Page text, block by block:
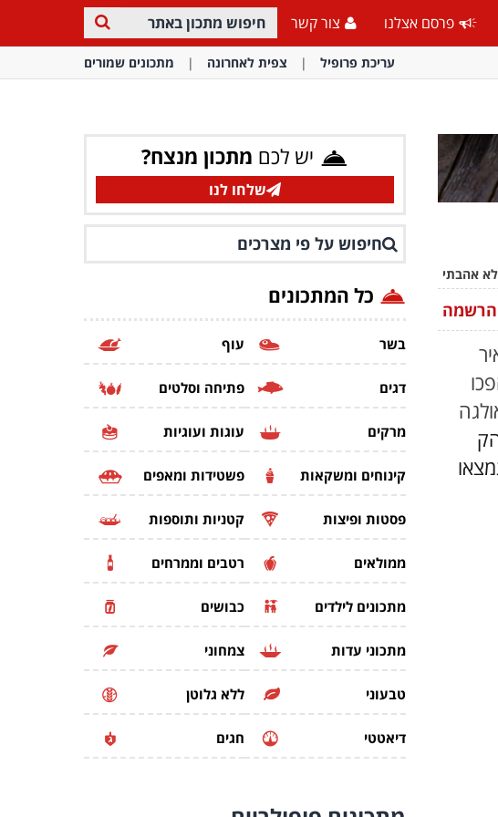
פרסם אצלנו צור קשר
עריכת פרופיל צפית לאחרונה מתכונים שמורים
לא אהבתי
הרשמה
יש לכם מתכון מנצח?
שלחו לנו
חיפוש על פי מצרכים
כל המתכונים
בשר עוף
דגים פתיחה וסלטים
מרקים עוגות ועוגיות
קינוחים ומשקאות פשטידות ומאפים
פסטות ופיצות קטניות ותוספות
ממולאים רטבים וממרחים
מתכונים לילדים כבושים
מתכוני עדות צמחוני
טבעוני ללא גלוטן
דיאטטי חגים